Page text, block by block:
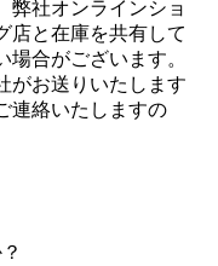
弊社オンラインショ
店と在庫を共有して
合がございます。
がお送りいたします
連絡いたしますの